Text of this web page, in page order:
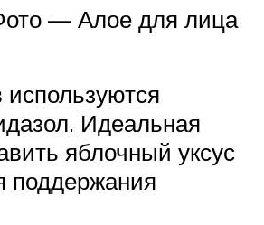
— Алое для лица
Идеальная
яблочный уксус
поддержания